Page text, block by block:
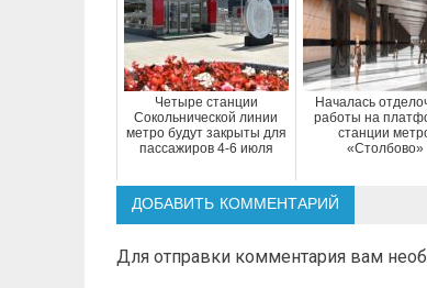
Четыре станции
Сокольнической линии
метро будут закрыты для
пассажиров 4-6 июля
Началась
работы на
станции
«Столбово»
ДОБАВИТЬ КОММЕНТАРИЙ
Для отправки комментария вам